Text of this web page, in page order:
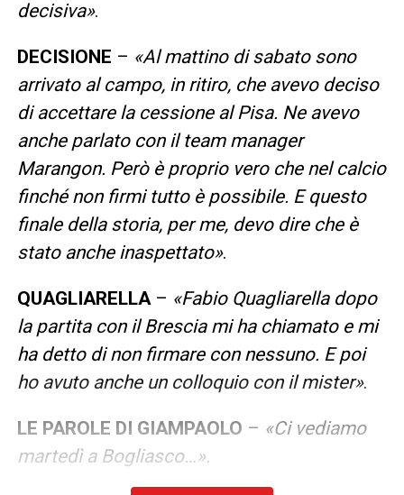
decisiva».
DECISIONE – «Al mattino di sabato sono
arrivato al campo, in ritiro, che avevo deciso
di accettare la cessione al Pisa. Ne avevo
anche parlato con il team manager
Marangon. Però è proprio vero che nel calcio
finché non firmi tutto è possibile. E questo
finale della storia, per me, devo dire che è
stato anche inaspettato».
QUAGLIARELLA– «Fabio Quagliarella dopo
la partita con il Brescia mi ha chiamato e mi
ha detto di non firmare con nessuno. E poi
ho avuto anche un colloquio con il mister».
LE PAROLE DI GIAMPAOLO – «Ci vediamo
martedì a Bogliasco…».